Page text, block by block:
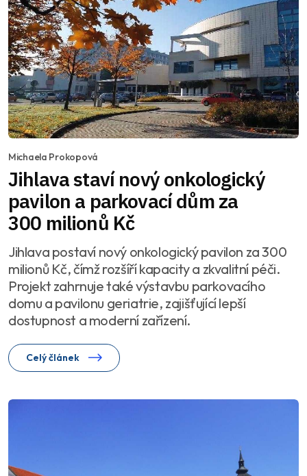
Michaela Prokopová
Jihlava staví nový onkologický
pavilon a parkovací dům za
300 milionů Kč
Jihlava postaví nový onkologický pavilon za 300
milionů Kč, čímž rozšíří kapacity a zkvalitní péči.
Projekt zahrnuje také výstavbu parkovacího
domu a pavilonu geriatrie, zajišťující lepší
dostupnost a moderní zařízení.
Celý článek